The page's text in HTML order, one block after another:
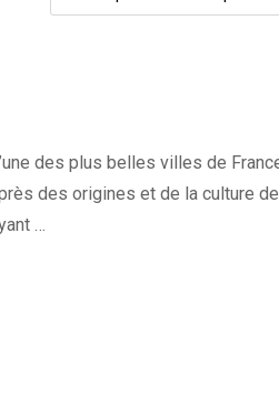
des plus belles villes de
des origines et de la culture
…